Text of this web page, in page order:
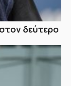
δεύτερο